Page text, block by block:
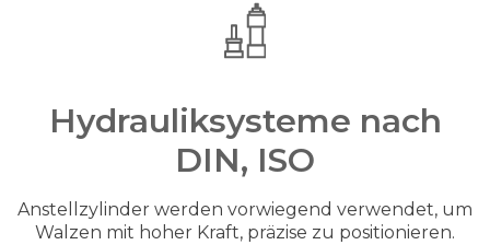
Hydrauliksysteme nach
DIN, ISO
Anstellzylinder werden vorwiegend verwendet, um
Walzen mit hoher Kraft, präzise zu positionieren.